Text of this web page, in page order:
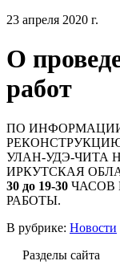
23 апреля 2020 г.
О
работ
ПО
РЕКОНСТРУКЦИЮ
УЛАН-УДЭ-ЧИТА
ИРКУТСКАЯ
30 до 19-30 ЧАСОВ
РАБОТЫ.
В рубрике: Новости
Разделы сайта